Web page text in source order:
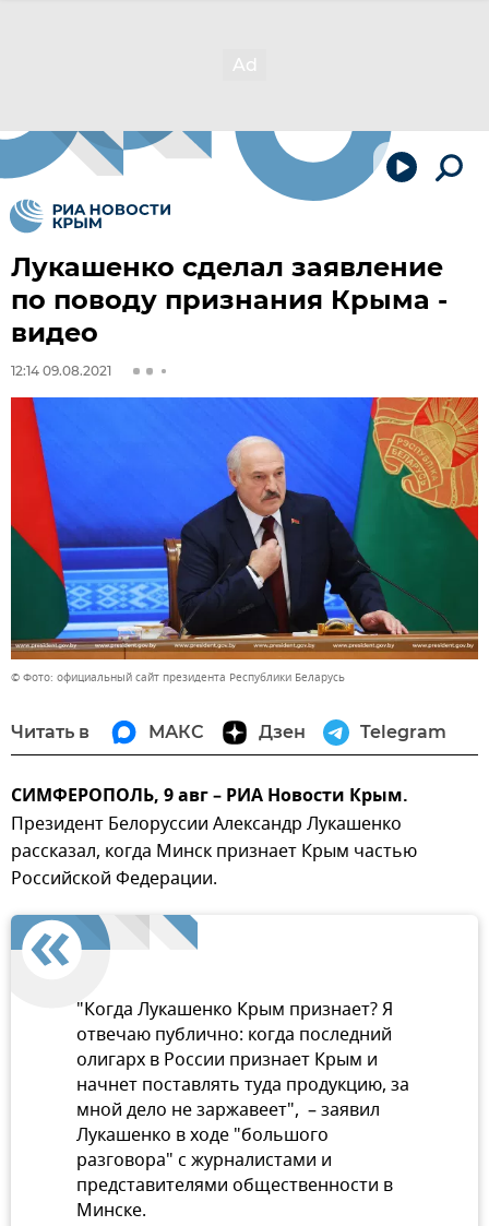
Лукашенко сделал заявление
по поводу признания Крыма -
видео
12:14 09.08.2021
© Фото: официальный сайт президента Республики Беларусь
Читать в МАКС Дзен Telegram
СИМФЕРОПОЛЬ, 9 авг – РИА Новости Крым.
Президент Белоруссии Александр Лукашенко
рассказал, когда Минск признает Крым частью
Российской Федерации.
"Когда Лукашенко Крым признает? Я
отвечаю публично: когда последний
олигарх в России признает Крым и
начнет поставлять туда продукцию, за
мной дело не заржавеет", – заявил
Лукашенко в ходе "большого
разговора" с журналистами и
представителями общественности в
Минске.